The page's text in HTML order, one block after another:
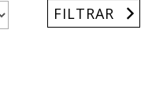
FILTRAR